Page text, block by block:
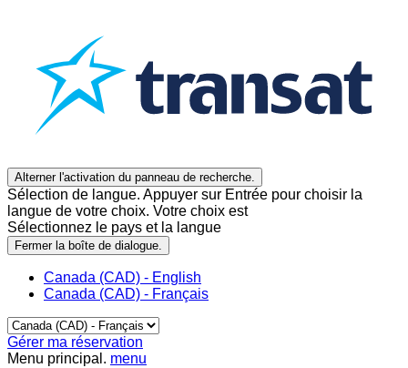
Alterner l'activation du panneau de recherche.
Sélection de langue. Appuyer sur Entrée pour choisir la
langue de votre choix. Votre choix est
Sélectionnez le pays et la langue
Fermer la boîte de dialogue.
Canada (CAD) - English
Canada (CAD) - Français
Gérer ma réservation
Menu principal. menu